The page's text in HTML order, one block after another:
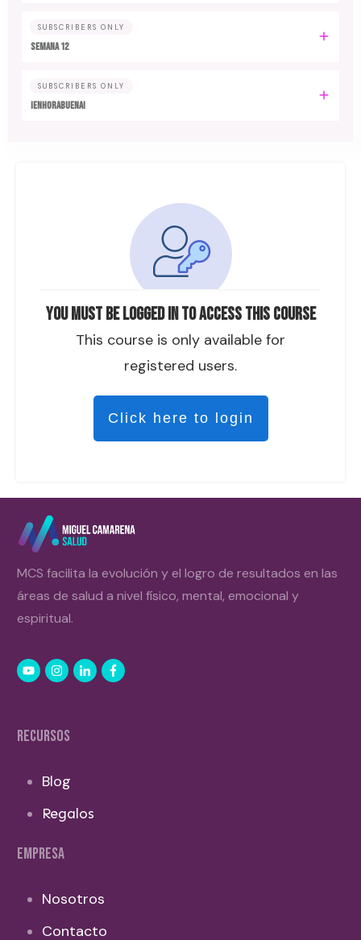
You must be logged in to access this course
This course is only available for
registered users.
Click here to login
SUBSCRIBERS ONLY
Semana 12
SUBSCRIBERS ONLY
¡Enhorabuena!
MCS facilita la evolución y el logro de resultados en las
áreas de salud a nivel físico, mental, emocional y
espiritual.
RECURSOS
Blog
Regalos
EMPRESA
Nosotros
Contacto